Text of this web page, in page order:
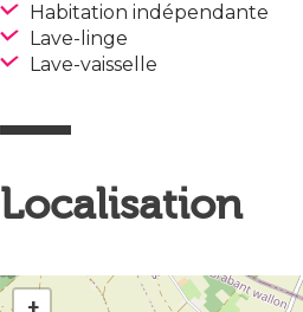
Habitation indépendante
Lave-linge
Lave-vaisselle
Localisation
+